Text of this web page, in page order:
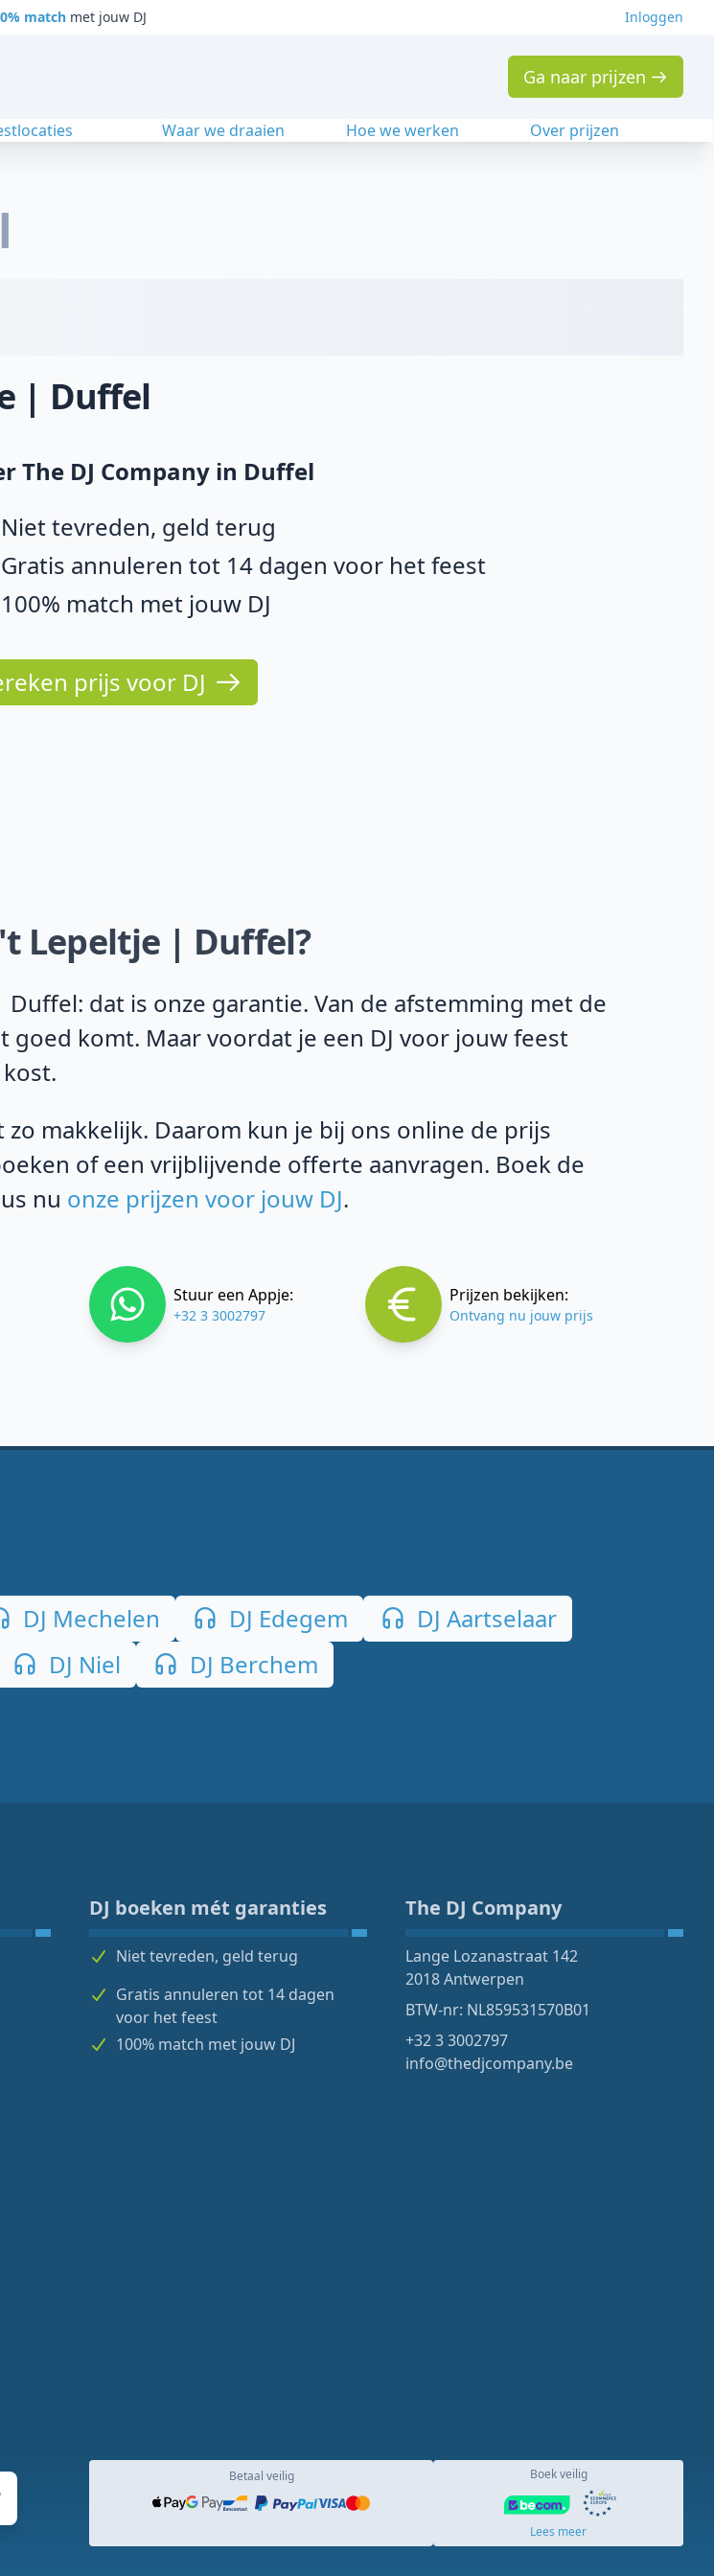
matchmet jouw DJ Inloggen
Ga naar prijzen
Waar we draaien Hoe we werken Over prijzen
| Duffel
The DJ Company in Duffel
Niet tevreden, geld terug
Gratis annuleren tot 14 dagen voor het feest
100% match met jouw DJ
prijs voor DJ
Lepeltje | Duffel?
dat is onze garantie. Van de afstemming met de
goed komt. Maar voordat je een DJ voor jouw feest
makkelijk. Daarom kun je bij ons online de prijs
of een vrijblijvende offerte aanvragen. Boek de
nu onze prijzen voor jouw DJ.
Stuur een Appje:
+32 3 3002797
Prijzen bekijken:
Ontvang nu jouw prijs
DJ Mechelen DJ Edegem
DJ Aartselaar
DJ Niel DJ Berchem
DJ boeken mét garanties
Niet tevreden, geld terug
Gratis annuleren tot 14 dagen
voor het feest
100% match met jouw DJ
The DJ Company
Lange Lozanastraat 142
2018 Antwerpen
BTW-nr: NL859531570B01
+32 3 3002797
info@thedjcompany.be
Betaal veilig Boek veilig
Lees meer